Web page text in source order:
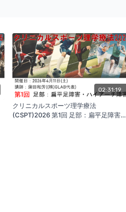
02:31:19
クリニカルスポーツ理学療法
(CSPT)2026 第1回 足部：扁平足障害・